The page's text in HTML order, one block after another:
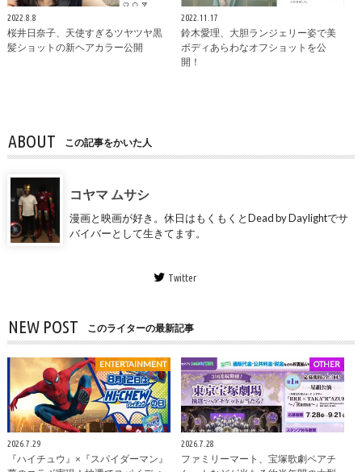
2022.8.8
桜井日奈子、天使すぎるツヤツヤ黒
髪ショットの新ヘアカラー公開
2022.11.17
鈴木愛理、大胆ランジェリー姿で美
ボディあらわなオフショットを公
開！
ABOUT この記事をかいた人
コヤマ ムサシ
漫画と映画が好き。休日はもくもくとDead by Daylightでサ
バイバーとして生きてます。
Twitter
NEW POST このライターの最新記事
ENTERTAINMENT
2026.7.29
『ハイチュウ』×『スパイダーマン』
OTHER
2026.7.28
ファミリーマート、宝塚歌劇ペアチ